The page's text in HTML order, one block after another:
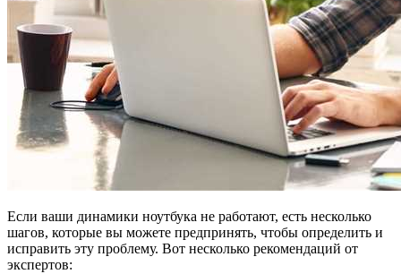
Если ваши динамики ноутбука не работают, есть несколько
шагов, которые вы можете предпринять, чтобы определить и
исправить эту проблему. Вот несколько рекомендаций от
экспертов: